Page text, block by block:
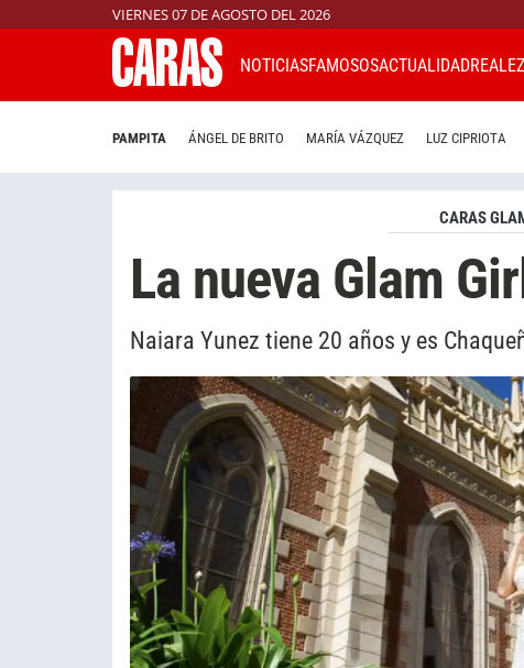
VIERNES 07 DE AGOSTO DEL 2026
NOTICIASFAMOSOSACTUALIDAD
PAMPITA ÁNGEL DE BRITO MARÍA VÁZQUEZ LUZ CIPRIOTA
CARAS
La nueva Glam
Naiara Yunez tiene 20 años y es